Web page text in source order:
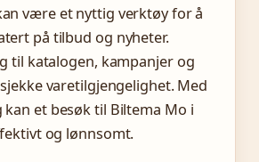
være et nyttig verktøy for å
på tilbud og nyheter.
til katalogen, kampanjer og
varetilgjengelighet. Med
et besøk til Biltema Mo i
og lønnsomt.